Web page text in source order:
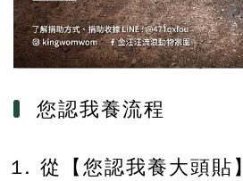
您認我養流程
從【您認我養大頭貼】